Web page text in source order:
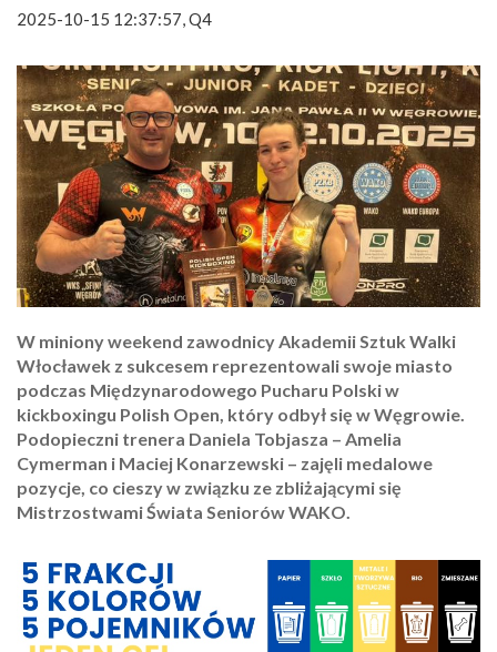
2025-10-15 12:37:57, Q4
W miniony weekend zawodnicy Akademii Sztuk Walki
Włocławek z sukcesem reprezentowali swoje miasto
podczas Międzynarodowego Pucharu Polski w
kickboxingu Polish Open, który odbył się w Węgrowie.
Podopieczni trenera Daniela Tobjasza – Amelia
Cymerman i Maciej Konarzewski – zajęli medalowe
pozycje, co cieszy w związku ze zbliżającymi się
Mistrzostwami Świata Seniorów WAKO.